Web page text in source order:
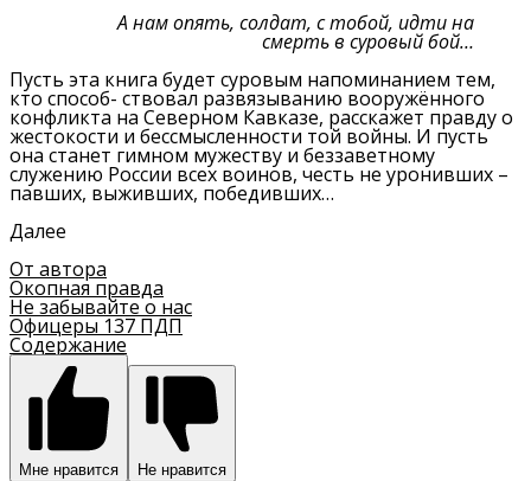
А нам опять, солдат, с тобой, идти на
смерть в суровый бой…
Пусть эта книга будет суровым напоминанием тем,
кто способ- ствовал развязыванию вооружённого
конфликта на Северном Кавказе, расскажет правду о
жестокости и бессмысленности той войны. И пусть
она станет гимном мужеству и беззаветному
служению России всех воинов, честь не уронивших –
павших, выживших, победивших…
Далее
От автора
Окопная правда
Не забывайте о нас
Офицеры 137 ПДП
Содержание
Мне нравится Не нравится